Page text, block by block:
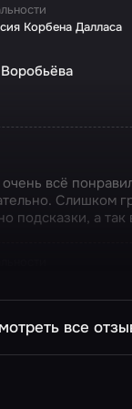
Корбена Далласа
всё
Слишком
подсказки, а
все